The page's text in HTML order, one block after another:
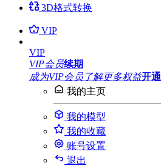
3D格式转换
VIP
VIP
VIP会员续期
成为VIP会员 了解更多权益开通
我的主页
我的模型
我的收藏
账号设置
退出